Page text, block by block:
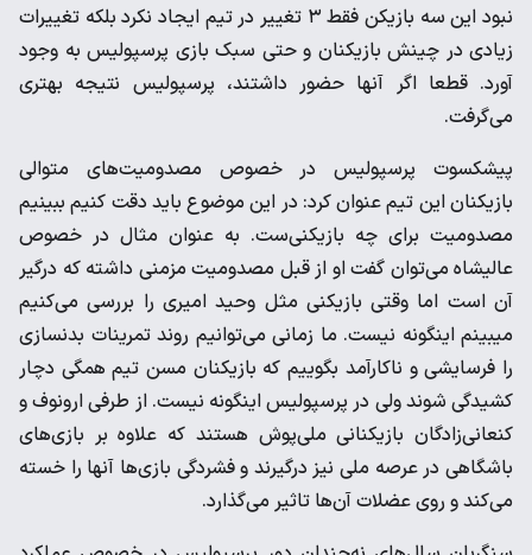
نبود این سه بازیکن فقط ۳ تغییر در تیم ایجاد نکرد بلکه تغییرات
زیادی در چینش بازیکنان و حتی سبک بازی پرسپولیس به وجود
آورد. قطعا اگر آنها حضور داشتند، پرسپولیس نتیجه بهتری
می‌گرفت.
پیشکسوت پرسپولیس در خصوص مصدومیت‌های متوالی
بازیکنان این تیم عنوان کرد: در این موضوع باید دقت کنیم ببینیم
مصدومیت برای چه بازیکنی‌ست. به عنوان مثال در خصوص
عالیشاه می‌توان گفت او از قبل مصدومیت مزمنی داشته که درگیر
آن است اما وقتی بازیکنی مثل وحید امیری را بررسی می‌کنیم
میبینم اینگونه نیست. ما زمانی می‌توانیم روند تمرینات بدنسازی
را فرسایشی و ناکارآمد بگوییم که بازیکنان مسن تیم همگی دچار
کشیدگی شوند ولی در پرسپولیس اینگونه نیست. از طرفی ارونوف و
کنعانی‌زادگان بازیکنانی ملی‌پوش هستند که علاوه بر بازی‌های
باشگاهی در عرصه ملی نیز درگیرند و فشردگی بازی‌ها آنها را خسته
می‌کند و روی عضلات آن‌ها تاثیر می‌گذارد.